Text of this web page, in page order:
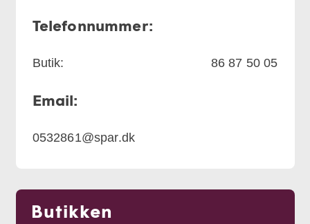
Telefonnummer:
Butik: 86 87 50 05
Email:
0532861@spar.dk
Butikken